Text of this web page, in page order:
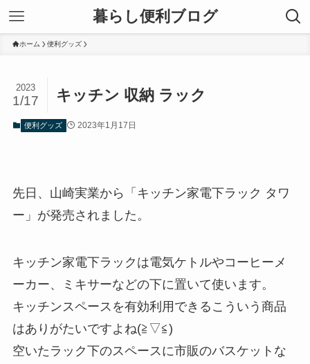
暮らし便利ブログ
ホーム 便利グッズ
キッチン 収納 ラック
2023
1/17
便利グッズ 2023年1月17日
先日、山崎実業から「キッチン家電下ラック タワ
ー」が発売されました。
キッチン家電下ラックは電気ケトルやコーヒーメ
ーカー、ミキサーなどの下に置いて使います。
キッチンスペースを有効利用できるこういう商品
はありがたいですよね(≧▽≦)
空いたラック下のスペースに市販のバスケットな